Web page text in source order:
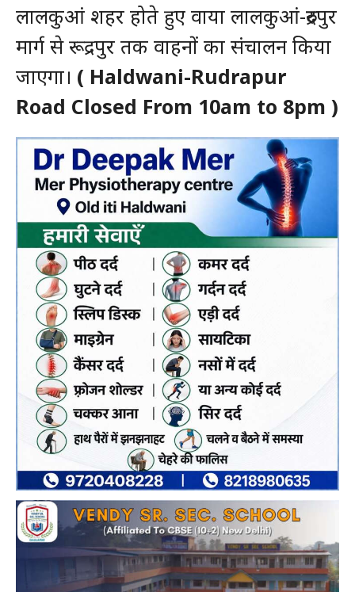
लालकुआं शहर होते हुए वाया लालकुआं-रुद्रपुर
मार्ग से रूद्रपुर तक वाहनों का संचालन किया
जाएगा। ( Haldwani-Rudrapur
Road Closed From 10am to 8pm )